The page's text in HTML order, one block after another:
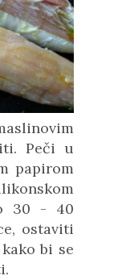
Peči u
papirom
30 - 40
ostaviti
bi se